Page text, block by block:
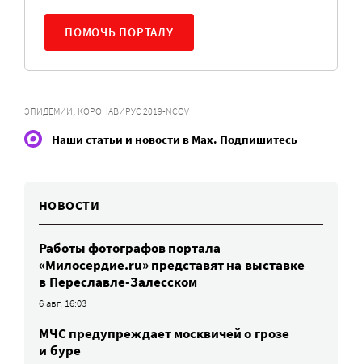
ПОМОЧЬ ПОРТАЛУ
ЭПИДЕМИИ, КОРОНАВИРУС 2019-NCOV
Наши статьи и новости в Max. Подпишитесь
НОВОСТИ
Работы фотографов портала
«Милосердие.ru» представят на выставке
в Переславле-Залесском
6 авг, 16:03
МЧС предупреждает москвичей о грозе
и буре